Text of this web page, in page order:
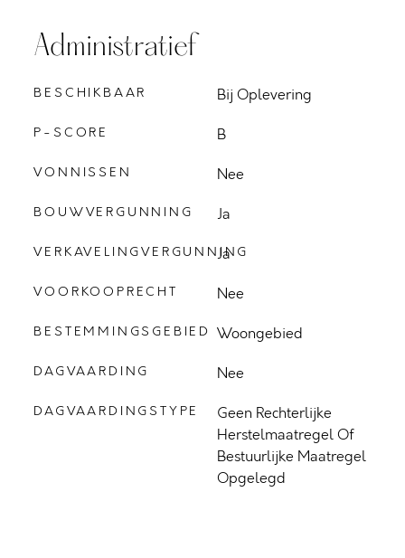
Administratief
BESCHIKBAAR Bij Oplevering
P-SCORE B
VONNISSEN Nee
BOUWVERGUNNING Ja
VERKAVELINGVERGUNNING
Ja
VOORKOOPRECHT Nee
BESTEMMINGSGEBIED Woongebied
DAGVAARDING Nee
DAGVAARDINGSTYPE
Geen Rechterlijke
Herstelmaatregel Of
Bestuurlijke Maatregel
Opgelegd